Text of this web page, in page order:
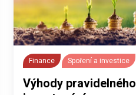
Finance Spoření a investice
Výhody pravidelného